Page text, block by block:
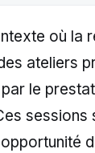
où la
ateliers
le